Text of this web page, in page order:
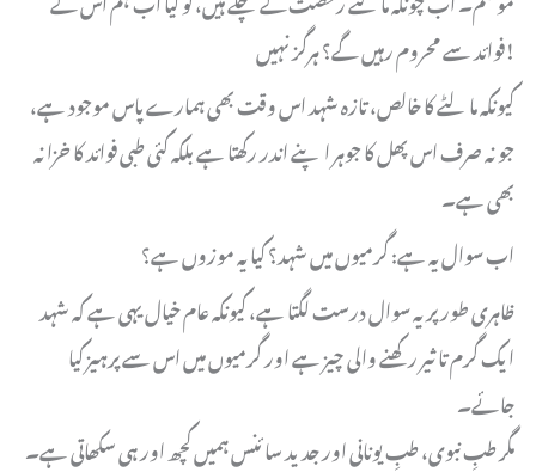
فوائد سے محروم رہیں گے؟ ہرگز نہیں!
کیونکہ مالٹے کا خالص، تازہ شہد اس وقت بھی ہمارے پاس موجود ہے،
جو نہ صرف اس پھل کا جوہر اپنے اندر رکھتا ہے بلکہ کئی طبی فوائد کا خزانہ
بھی ہے۔
اب سوال یہ ہے: گرمیوں میں شہد؟ کیا یہ موزوں ہے؟
ظاہری طور پر یہ سوال درست لگتا ہے، کیونکہ عام خیال یہی ہے کہ شہد
ایک گرم تاثیر رکھنے والی چیز ہے اور گرمیوں میں اس سے پرہیز کیا
جائے۔
مگر طبِ نبوی، طبِ یونانی اور جدید سائنس ہمیں کچھ اور ہی سکھاتی ہے۔